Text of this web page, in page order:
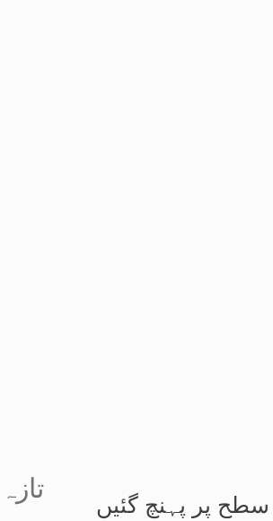
تازہ
سطح پر پہنچ گئیں